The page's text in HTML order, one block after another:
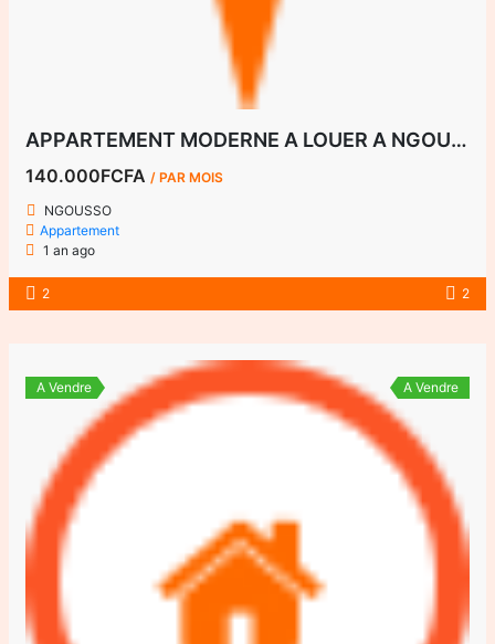
APPARTEMENT MODERNE A LOUER A NGOUSSO
140.000FCFA/ PAR MOIS
NGOUSSO
Appartement
1 an ago
2 2
A Vendre A Vendre